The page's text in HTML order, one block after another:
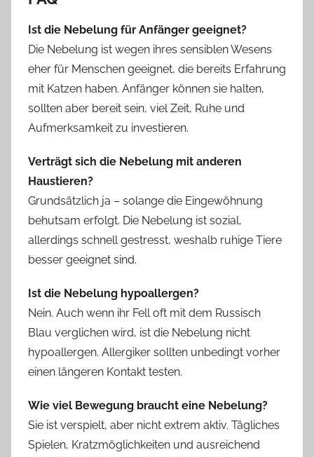
Ist die Nebelung für Anfänger geeignet?
Die Nebelung ist wegen ihres sensiblen Wesens
eher für Menschen geeignet, die bereits Erfahrung
mit Katzen haben. Anfänger können sie halten,
sollten aber bereit sein, viel Zeit, Ruhe und
Aufmerksamkeit zu investieren.
Verträgt sich die Nebelung mit anderen
Haustieren?
Grundsätzlich ja – solange die Eingewöhnung
behutsam erfolgt. Die Nebelung ist sozial,
allerdings schnell gestresst, weshalb ruhige Tiere
besser geeignet sind.
Ist die Nebelung hypoallergen?
Nein. Auch wenn ihr Fell oft mit dem Russisch
Blau verglichen wird, ist die Nebelung nicht
hypoallergen. Allergiker sollten unbedingt vorher
einen längeren Kontakt testen.
Wie viel Bewegung braucht eine Nebelung?
Sie ist verspielt, aber nicht extrem aktiv. Tägliches
Spielen, Kratzmöglichkeiten und ausreichend